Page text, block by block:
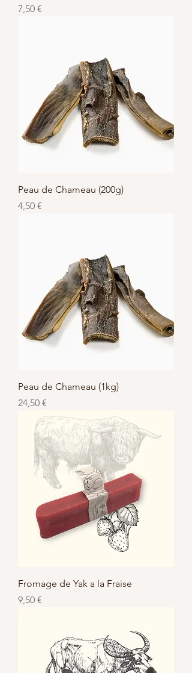
Prix
7,50 €
Peau de Chameau (200g)
Prix
4,50 €
Peau de Chameau (1kg)
Prix
24,50 €
Fromage de Yak a la Fraise
Prix
9,50 €